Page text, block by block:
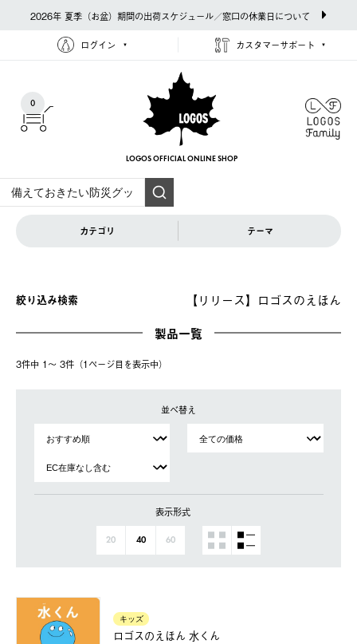
2026年 夏季（お盆）期間の出荷スケジュール／窓口の休業日について
ログイン カスタマーサポート
0
LOGOS OFFICIAL ONLINE SHOP
カテゴリ テーマ
絞り込み検索 【リリース】ロゴスのえほん
製品一覧
3件中 1〜 3件（1ページ⽬を表⽰中）
並べ替え
表示形式
20 40 60
キッズ
ロゴスのえほん 水くん